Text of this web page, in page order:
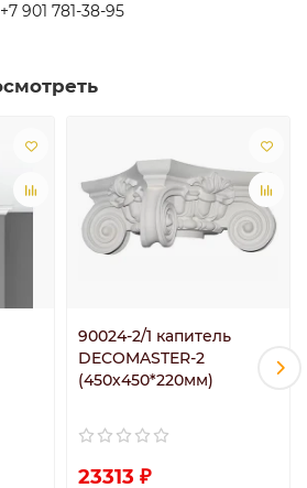
901 781-38-95
90024-2/1 капитель
DECOMASTER-2
(450х450*220мм)
23313 ₽